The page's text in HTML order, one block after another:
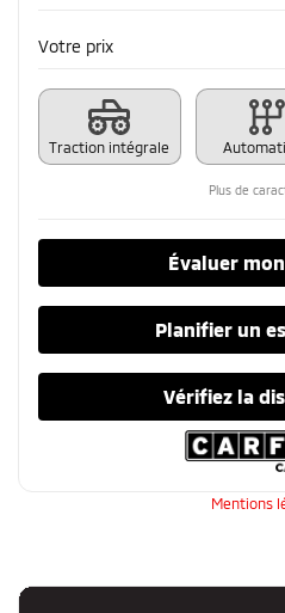
Votre prix
Traction intégrale
Plus de
Évaluer
Planifier un
Vérifiez la
Mentions